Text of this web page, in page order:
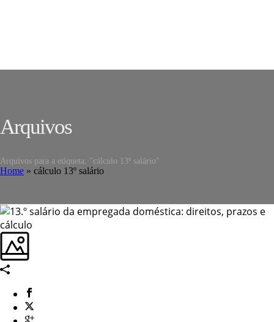
Arquivos
Arquivos para a etiqueta: "cálculo 13º salário"
Home » cálculo 13º salário